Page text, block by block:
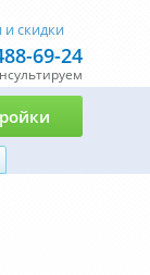
и скидки
69-24